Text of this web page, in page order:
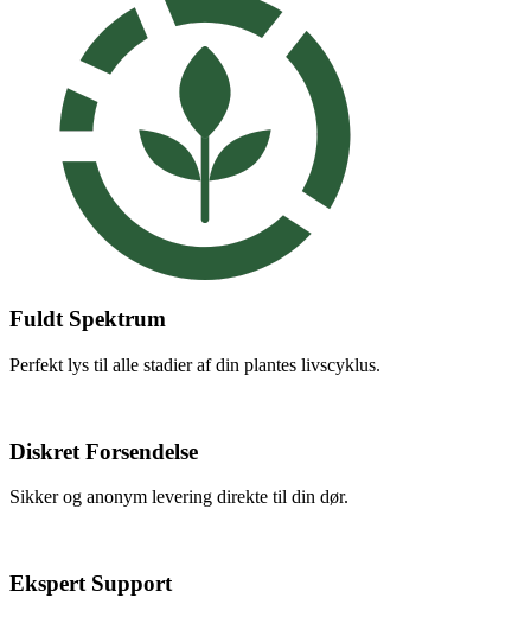
Fuldt Spektrum
Perfekt lys til alle stadier af din plantes livscyklus.
Diskret Forsendelse
Sikker og anonym levering direkte til din dør.
Ekspert Support